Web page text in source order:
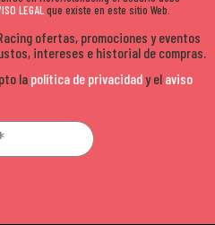
LEGALque existe en este sitio Web.
ofertas, promociones y eventos
intereses e historial de compras.
la política de privacidady el aviso